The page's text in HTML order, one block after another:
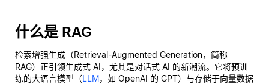
什么是 RAG
检索增强生成（Retrieval-Augmented Generation，简称
RAG）正引领生成式 AI，尤其是对话式 AI 的新潮流。它将预训
练的大语言模型（LLM，如 OpenAI 的 GPT）与存储于向量数据